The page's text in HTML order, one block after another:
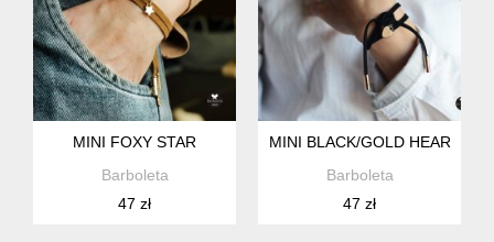
MINI FOXY STAR
Barboleta
47 zł
MINI BLACK/GOLD HEART
Barboleta
47 zł